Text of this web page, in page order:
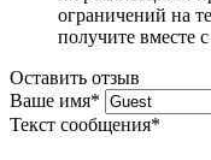
ограничений на
получите вместе
Оставить отзыв
Ваше имя*
Текст сообщения*